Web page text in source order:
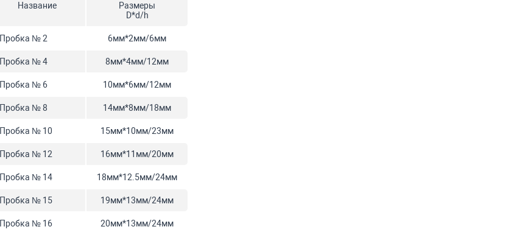
Название
Размеры
D*d/h
Пробка № 2 6мм*2мм/6мм
Пробка № 4 8мм*4мм/12мм
Пробка № 6 10мм*6мм/12мм
Пробка № 8 14мм*8мм/18мм
Пробка № 10 15мм*10мм/23мм
Пробка № 12 16мм*11мм/20мм
Пробка № 14 18мм*12.5мм/24мм
Пробка № 15 19мм*13мм/24мм
Пробка № 16 20мм*13мм/24мм